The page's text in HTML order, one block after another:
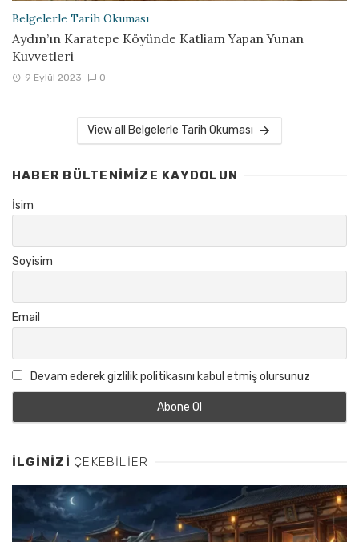
Belgelerle Tarih Okuması
Aydın’ın Karatepe Köyünde Katliam Yapan Yunan
Kuvvetleri
9 Eylül 2023 0
View all Belgelerle Tarih Okuması
HABER BÜLTENIMIZE KAYDOLUN
İsim
Soyisim
Email
Devam ederek gizlilik politikasını kabul etmiş olursunuz
İLGINIZI ÇEKEBILIER